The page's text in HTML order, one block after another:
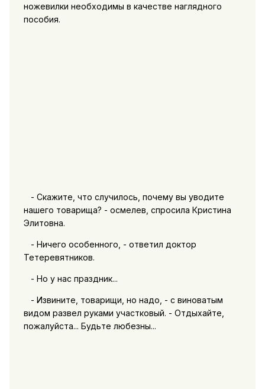
ножевилки необходимы в качестве наглядного
пособия.
- Скажите, что случилось, почему вы уводите
нашего товарища? - осмелев, спросила Кристина
Элитовна.
- Ничего особенного, - ответил доктор
Тетеревятников.
- Но у нас праздник...
- Извините, товарищи, но надо, - с виноватым
видом развел руками участковый. - Отдыхайте,
пожалуйста... Будьте любезны...